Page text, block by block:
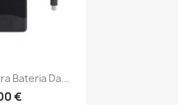
rápida
Bateria Da...
€